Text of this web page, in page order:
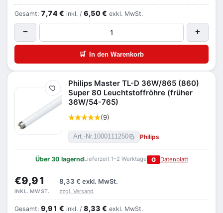
Gesamt: 7,74 € inkl. / 6,50 € exkl. MwSt.
− +
🛒 In den Warenkorb
Merken
Philips Master TL-D 36W/865 (860)
Super 80 Leuchtstoffröhre (früher
36W/54-765)
(9)
Art.-Nr.1000111250 Philips
Über 30 lagerndLieferzeit 1–2 Werktage G Datenblatt
€9,91 8,33 € exkl. MwSt.
INKL. MWST. zzgl. Versand
Gesamt: 9,91 € inkl. / 8,33 € exkl. MwSt.